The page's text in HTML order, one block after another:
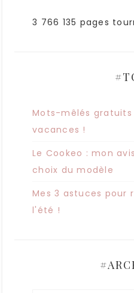
3 766 135 pages
Mots-mêlés
vacances !
Le Cookeo : mon
choix du modèle
Mes 3 astuces pour
l'été !